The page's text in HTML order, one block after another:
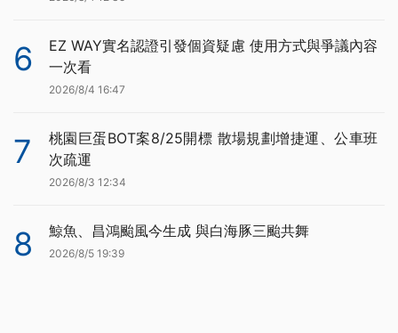
6
EZ WAY實名認證引發個資疑慮 使用方式與爭議內容
一次看
2026/8/4 16:47
7
桃園巨蛋BOT案8/25開標 散場規劃增捷運、公車班
次疏運
2026/8/3 12:34
8 鯨魚、昌鴻颱風今生成 與白海豚三颱共舞
2026/8/5 19:39